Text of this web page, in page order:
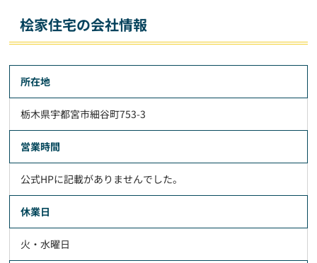
桧家住宅の会社情報
所在地
栃木県宇都宮市細谷町753-3
営業時間
公式HPに記載がありませんでした。
休業日
火・水曜日